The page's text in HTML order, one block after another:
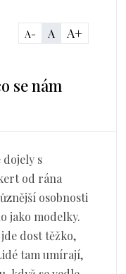
A- A A+
se nám
s
od rána
osobnosti
jako modelky.
dost těžko,
tam umírají,